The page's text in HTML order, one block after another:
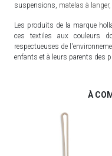
suspensions, matelas à langer,
Les produits de la marque
ces textiles aux couleurs
respectueuses de
enfants et à leurs parents des
À